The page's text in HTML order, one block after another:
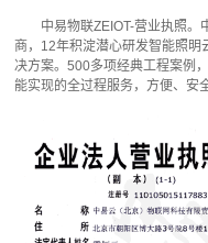
中易物联ZEIOT-营业执照
商，12年积淀潜心研发智能照
决方案。500多项经典工程案例
能实现的全过程服务，方便、安